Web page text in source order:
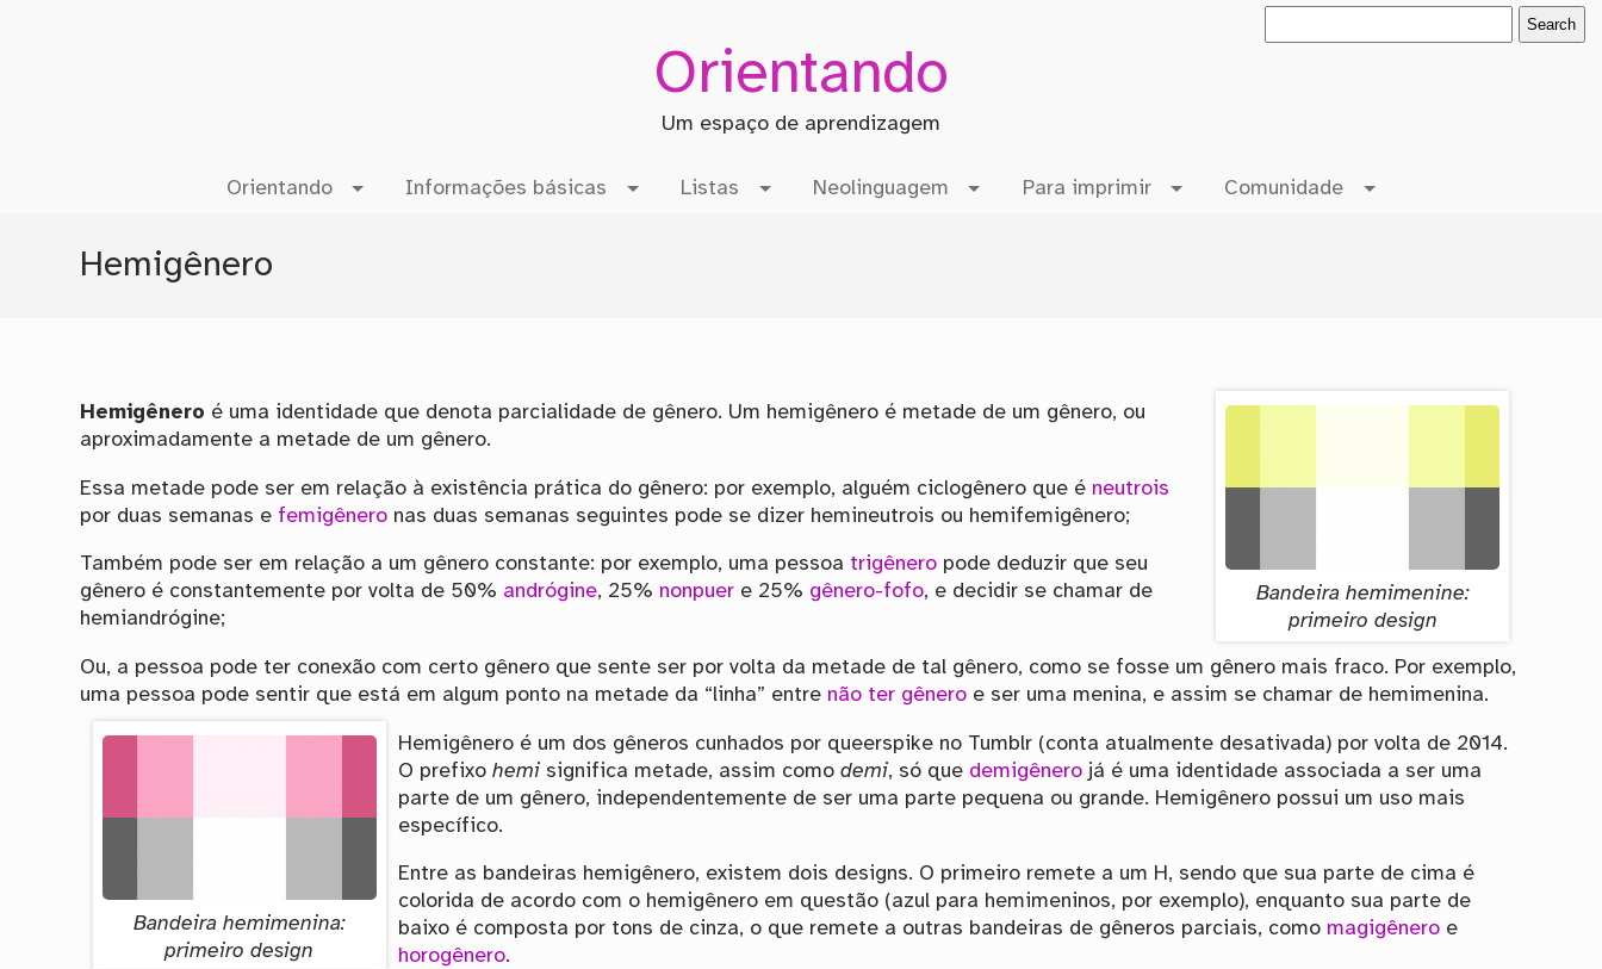
Orientando
Um espaço de aprendizagem
Orientando Informações básicas Listas Neolinguagem Para imprimir Comunidade
Hemigênero
Bandeira hemimenine:
primeiro design
Hemigênero é uma identidade que denota parcialidade de gênero. Um hemigênero é metade de um gênero, ou
aproximadamente a metade de um gênero.
Essa metade pode ser em relação à existência prática do gênero: por exemplo, alguém ciclogênero que é neutrois
por duas semanas e femigênero nas duas semanas seguintes pode se dizer hemineutrois ou hemifemigênero;
Também pode ser em relação a um gênero constante: por exemplo, uma pessoa trigênero pode deduzir que seu
gênero é constantemente por volta de 50% andrógine, 25% nonpuer e 25% gênero-fofo, e decidir se chamar de
hemiandrógine;
Ou, a pessoa pode ter conexão com certo gênero que sente ser por volta da metade de tal gênero, como se fosse um gênero mais fraco. Por exemplo,
uma pessoa pode sentir que está em algum ponto na metade da “linha” entre não ter gênero e ser uma menina, e assim se chamar de hemimenina.
Bandeira hemimenina:
primeiro design
Hemigênero é um dos gêneros cunhados por queerspike no Tumblr (conta atualmente desativada) por volta de 2014.
O prefixohemi significa metade, assim comodemi, só que demigênero já é uma identidade associada a ser uma
parte de um gênero, independentemente de ser uma parte pequena ou grande. Hemigênero possui um uso mais
específico.
Entre as bandeiras hemigênero, existem dois designs. O primeiro remete a um H, sendo que sua parte de cima é
colorida de acordo com o hemigênero em questão (azul para hemimeninos, por exemplo), enquanto sua parte de
baixo é composta por tons de cinza, o que remete a outras bandeiras de gêneros parciais, como magigênero e
horogênero.